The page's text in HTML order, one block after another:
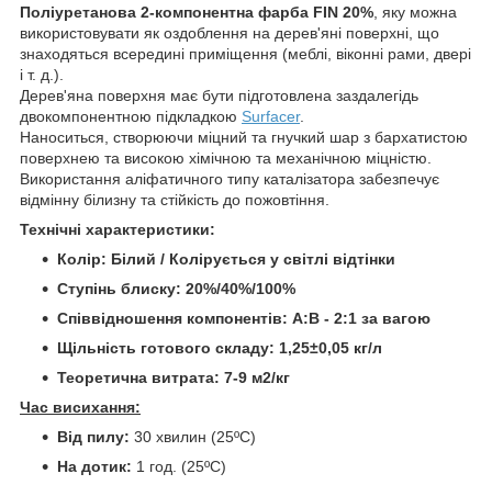
Поліуретанова 2-компонентна фарба FIN 20% , яку можна
використовувати як оздоблення на дерев'яні поверхні, що
знаходяться всередині приміщення (меблі, віконні рами, двері
і т. д.).
Дерев'яна поверхня має бути підготовлена ​​заздалегідь
двокомпонентною підкладкою Surfacer.
Наноситься, створюючи міцний та гнучкий шар з бархатистою
поверхнею та високою хімічною та механічною міцністю.
Використання аліфатичного типу каталізатора забезпечує
відмінну білизну та стійкість до пожовтіння.
Технічні характеристики:
Колір: Білий / Колірується у світлі відтінки
Ступінь блиску: 20%/40%/100%
Співвідношення компонентів: Α:Β - 2:1 за вагою
Щільність готового складу: 1,25±0,05 кг/л
Теоретична витрата: 7-9 м2/кг
Час висихання:
Від пилу: 30 хвилин (25ºC)
На дотик: 1 год. (25ºC)